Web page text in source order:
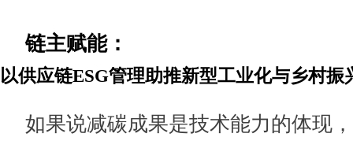
链主赋能：
以供应链ESG管理助推新型工业化与乡村振
如果说减碳成果是技术能力的体现